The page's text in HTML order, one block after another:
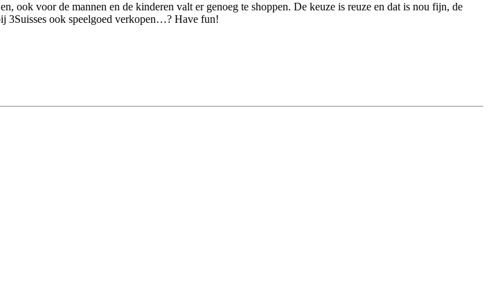
ook voor de mannen en de kinderen valt er genoeg te shoppen. De keuze is reuze en dat is nou fijn, de
3Suisses ook speelgoed verkopen…? Have fun!